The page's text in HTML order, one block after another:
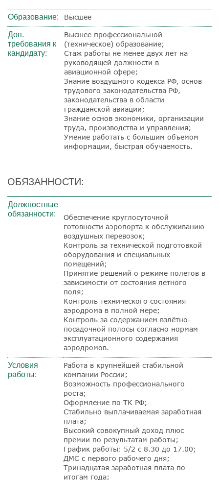
Образование: Высшее
Доп.
требования к
кандидату:
Высшее профессиональной
(техническое) образование;
Стаж работы не менее двух лет на
руководящей должности в
авиационной сфере;
Знание воздушного кодекса РФ, основ
трудового законодательства РФ,
законодательства в области
гражданской авиации;
Знание основ экономики, организации
труда, производства и управления;
Умение работать с большим объемом
информации, быстрая обучаемость.
ОБЯЗАННОСТИ:
Должностные
обязанности:
Обеспечение круглосуточной
готовности аэропорта к обслуживанию
воздушных перевозок;
Контроль за технической подготовкой
оборудования и специальных
помещений;
Принятие решений о режиме полетов в
зависимости от состояния летного
поля;
Контроль технического состояния
аэродрома в полной мере;
Контроль за содержанием взлётно-
посадочной полосы согласно нормам
эксплуатационного содержания
аэродромов.
Условия
работы:
Работа в крупнейшей стабильной
компании России;
Возможность профессионального
роста;
Оформление по ТК РФ;
Стабильно выплачиваемая заработная
плата;
Высокий совокупный доход плюс
премии по результатам работы;
График работы: 5/2 с 8.30 до 17.00;
ДМС с первого рабочего дня;
Тринадцатая заработная плата по
итогам года;